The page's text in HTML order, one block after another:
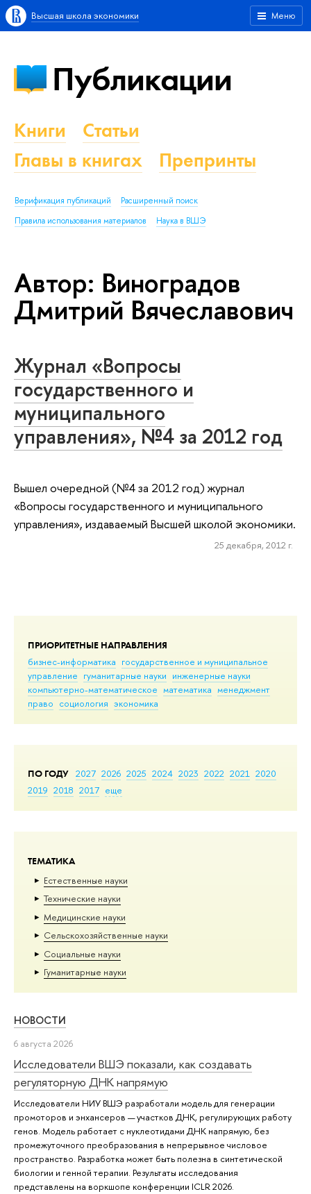
Меню
Высшая школа экономики
ПРИОРИТЕТНЫЕ НАПРАВЛЕНИЯ
бизнес-информатика государственное и муниципальное
управление гуманитарные науки инженерные науки
компьютерно-математическое математика менеджмент
право социология экономика
ПО ГОДУ 2027 2026 2025 2024 2023 2022 2021 2020
2019 2018 2017 еще
ТЕМАТИКА
Естественные науки
Тех­ничес­кие науки
Медицинские науки
Сельскохозяйственные науки
Социальные науки
Гуманитарные науки
НОВОСТИ
6 августа 2026
Исследователи ВШЭ показали, как создавать
регуляторную ДНК напрямую
Исследователи НИУ ВШЭ разработали модель для генерации
промоторов и энхансеров — участков ДНК, регулирующих работу
генов. Модель работает с нуклеотидами ДНК напрямую, без
промежуточного преобразования в непрерывное числовое
пространство. Разработка может быть полезна в синтетической
биологии и генной терапии. Результаты исследования
представлены на воркшопе конференции ICLR 2026.
Публикации
Книги
Статьи
Главы в книгах
Препринты
Верификация публикаций
Расширенный поиск
Правила использования материалов
Наука в ВШЭ
Автор: Виноградов
Дмитрий Вячеславович
Журнал «Вопросы
государственного и
муниципального
управления», №4 за 2012 год
Вышел очередной (№4 за 2012 год) журнал
«Вопросы государственного и муниципального
управления», издаваемый Высшей школой экономики.
25 декабря, 2012 г.